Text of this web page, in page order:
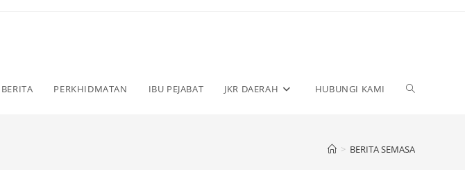
BERITA PERKHIDMATAN IBU PEJABAT JKR DAERAH HUBUNGI KAMI
> BERITA SEMASA